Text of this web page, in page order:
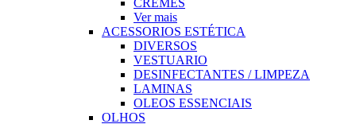
Ver mais
ACESSORIOS ESTÉTICA
DIVERSOS
VESTUARIO
DESINFECTANTES / LIMPEZA
LAMINAS
OLEOS ESSENCIAIS
OLHOS